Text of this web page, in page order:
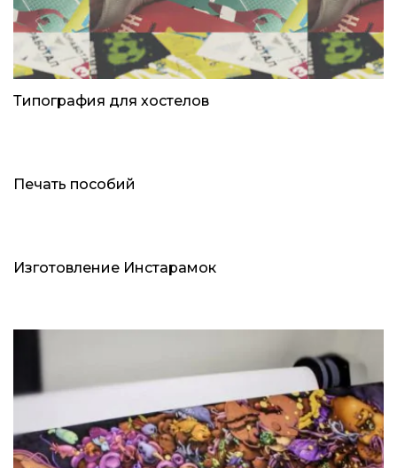
Типография для хостелов
Печать пособий
Изготовление Инстарамок